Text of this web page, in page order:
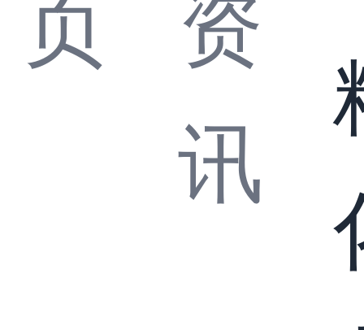
页
资
讯